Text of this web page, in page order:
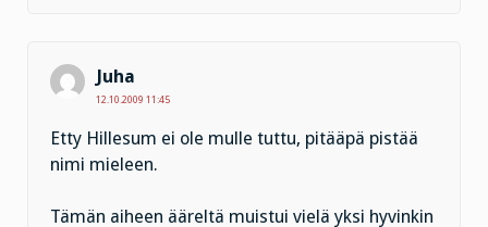
Juha
12.10.2009 11:45
Etty Hillesum ei ole mulle tuttu, pitääpä pistää
nimi mieleen.
Tämän aiheen ääreltä muistui vielä yksi hyvinkin